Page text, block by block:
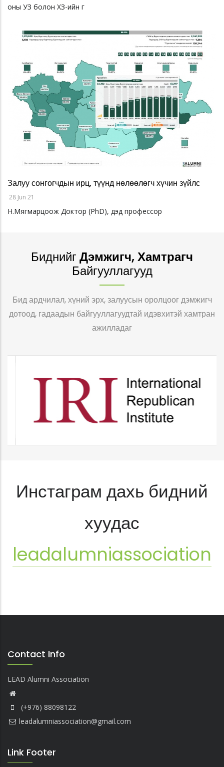
оны УЗ болон ХЗ-ийн г
Залуу сонгогчдын ирц, түүнд нөлөөлөгч хүчин зүйлс
28 Jun 21
Н.Мягмарцоож Доктор (PhD), дэд профессор
Биднийг Дэмжигч, Хамтрагч
Байгууллагууд
Бид ардчилал, хүний эрх, залуусын оролцоог дэмжигч
дотоод, гадаадын байгууллагуудтай идэвхитэй хамтран
ажилладаг
Инстаграм дахь бидний
хуудас
leadalumniassociation
Contact Info
LEAD Alumni Association
(+976) 88098122
leadalumniassociation@gmail.com
Link Footer